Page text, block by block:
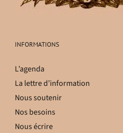
INFORMATIONS
L’agenda
La lettre d’information
Nous soutenir
Nos besoins
Nous écrire